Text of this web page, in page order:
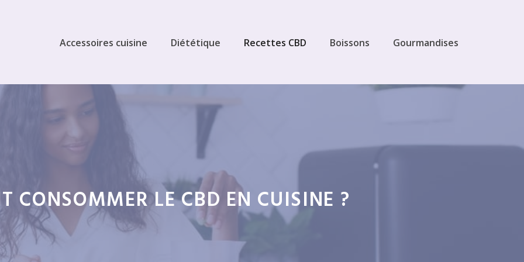
Accessoires cuisine Diététique Recettes CBD Boissons Gourmandises
CONSOMMER LE CBD EN CUISINE ?